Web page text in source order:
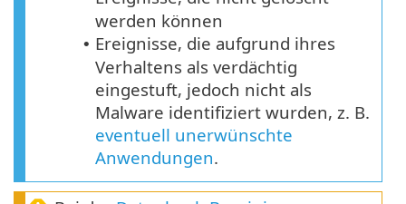
werden können
• Ereignisse, die aufgrund ihres
Verhaltens als verdächtig
eingestuft, jedoch nicht als
Malware identifiziert wurden, z. B.
eventuell unerwünschte
Anwendungen.